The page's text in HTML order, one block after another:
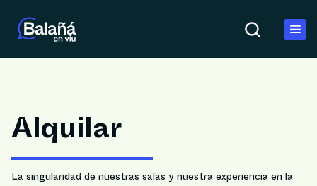
Alquilar
La singularidad de nuestras salas y nuestra experiencia en la